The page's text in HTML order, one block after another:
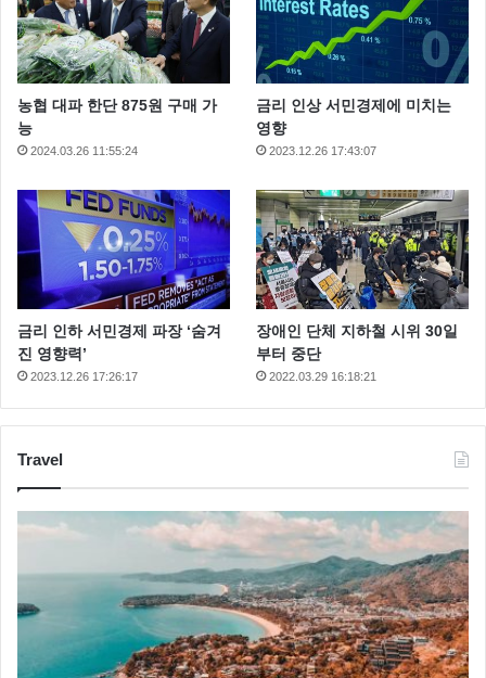
농협 대파 한단 875원 구매 가
능
2024.03.26 11:55:24
금리 인상 서민경제에 미치는
영향
2023.12.26 17:43:07
금리 인하 서민경제 파장 ‘숨겨
진 영향력’
2023.12.26 17:26:17
장애인 단체 지하철 시위 30일
부터 중단
2022.03.29 16:18:21
Travel